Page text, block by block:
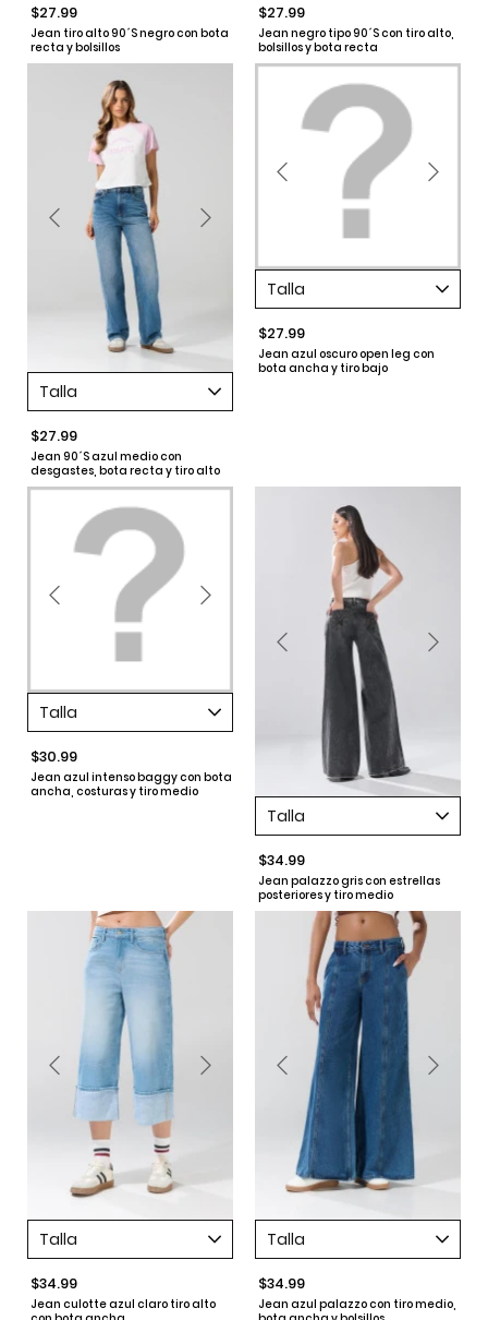
$27.99
Jean tiro alto 90´S negro con bota
recta y bolsillos
$27.99
Jean negro tipo 90´S con tiro alto,
bolsillos y bota recta
Talla
$27.99
Jean 90´S azul medio con
desgastes, bota recta y tiro alto
Talla
$27.99
Jean azul oscuro open leg con
bota ancha y tiro bajo
Talla
$30.99
Jean azul intenso baggy con bota
ancha, costuras y tiro medio
Talla
$34.99
Jean palazzo gris con estrellas
posteriores y tiro medio
Talla
$34.99
Jean culotte azul claro tiro alto
Talla
$34.99
Jean azul palazzo con tiro medio,